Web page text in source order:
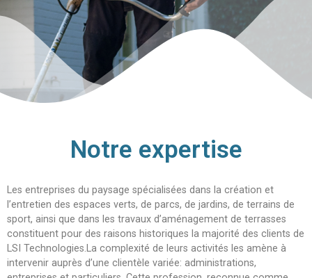
Notre expertise
Les entreprises du paysage spécialisées dans la création et
l’entretien des espaces verts, de parcs, de jardins, de terrains de
sport, ainsi que dans les travaux d’aménagement de terrasses
constituent pour des raisons historiques la majorité des clients de
LSI Technologies.La complexité de leurs activités les amène à
intervenir auprès d’une clientèle variée: administrations,